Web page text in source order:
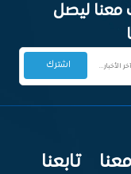
معنا ليصل
تابعنا